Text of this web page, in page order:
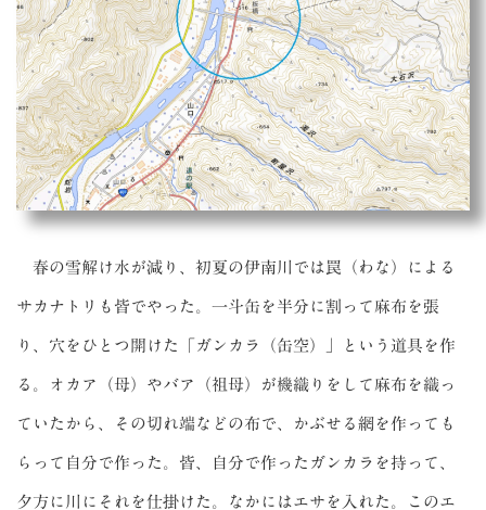
春の雪解け水が減り、初夏の伊南川では罠（わな）による
サカナトリも皆でやった。一斗缶を半分に割って麻布を張
り、穴をひとつ開けた「ガンカラ（缶空）」という道具を作
る。オカア（母）やバア（祖母）が機織りをして麻布を織っ
ていたから、その切れ端などの布で、かぶせる網を作っても
らって自分で作った。皆、自分で作ったガンカラを持って、
夕方に川にそれを仕掛けた。なかにはエサを入れた。このエ